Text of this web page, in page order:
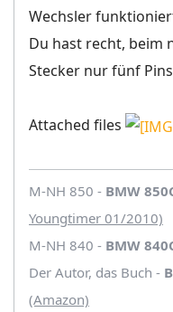
Wechsler
Du hast recht, beim
Stecker nur fünf
Attached files
M-NH 850 - BMW
Youngtimer 01/2010)
M-NH 840 - BMW
Der Autor, das Buch -
(Amazon)